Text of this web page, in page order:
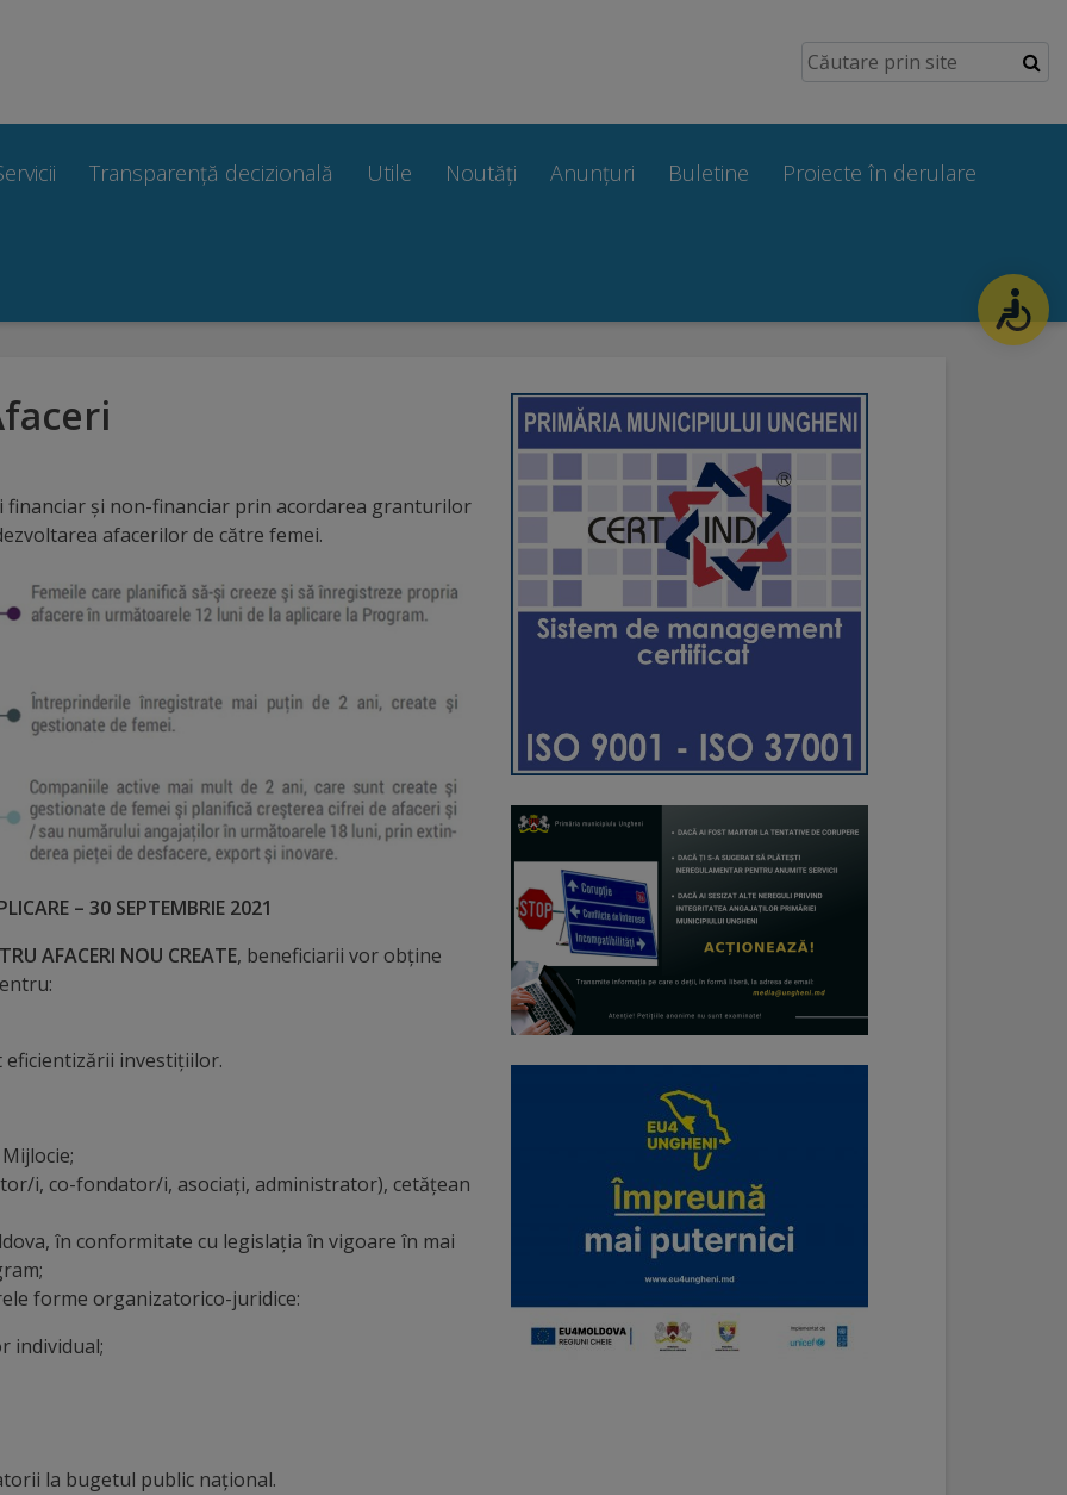
Transparență decizională Utile Noutăți Anunțuri Buletine Proiecte în derulare
și non-financiar prin acordarea granturilor
afacerilor de către femei.
– 30 SEPTEMBRIE 2021
AFACERI NOU CREATE, beneficiarii vor obține
eficientizării investițiilor.
i, co-fondator/i, asociați, administrator), cetățean
în conformitate cu legislația în vigoare în mai
forme organizatorico-juridice:
individual;
la bugetul public național.